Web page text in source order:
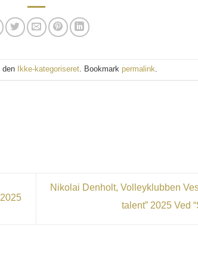
den Ikke-kategoriseret. Bookmark permalink.
Nikolai Denholt, Volleyklubben
talent” 2025 Ved